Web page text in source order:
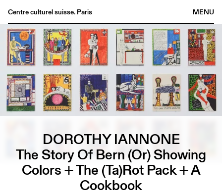
MENU
Centre culturel suisse. Paris
Agenda
Librairie
Buvette
Archives
Médiathèque
Éditions
DOROTHY IANNONE
The Story Of Bern (Or) Showing
Colors + The (Ta)Rot Pack + A
Cookbook